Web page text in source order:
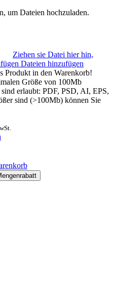
um Dateien hochzuladen.
Ziehen sie Datei hier hin,
Dateien hinzufügen
Produkt in den Warenkorb!
Größe von 100Mb
erlaubt: PDF, PSD, AI, EPS,
sind (>100Mb) können Sie